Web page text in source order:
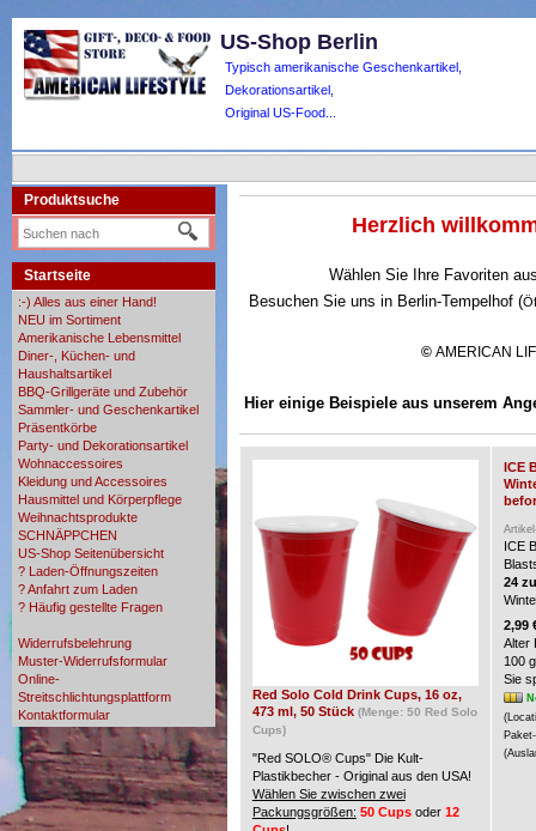
US-Shop Berlin
Typisch amerikanische Geschenkartikel,
Dekorationsartikel,
Original US-Food...
Produktsuche
Startseite
:-) Alles aus einer Hand!
NEU im Sortiment
Amerikanische Lebensmittel
Diner-, Küchen- und
Haushaltsartikel
BBQ-Grillgeräte und Zubehör
Sammler- und Geschenkartikel
Präsentkörbe
Party- und Dekorationsartikel
Wohnaccessoires
Kleidung und Accessoires
Hausmittel und Körperpflege
Weihnachtsprodukte
SCHNÄPPCHEN
US-Shop Seitenübersicht
? Laden-Öffnungszeiten
? Anfahrt zum Laden
? Häufig gestellte Fragen
Widerrufsbelehrung
Muster-Widerrufsformular
Online-
Streitschlichtungsplattform
Kontaktformular
Herzlich
Wählen Sie Ihre Favoriten
Besuchen Sie uns in Berlin-Tempelhof (
© AMERICAN
Hier einige Beispiele aus unserem
Red Solo Cold Drink Cups, 16 oz,
473 ml, 50 Stück (Menge: 50 Red Solo
Cups)
"Red SOLO® Cups" Die Kult-
Plastikbecher - Original aus den USA!
Wählen Sie zwischen zwei
Packungsgrößen: 50 Cupsoder 12
ICE
ICE
24
2,99
Alter
100
Sie